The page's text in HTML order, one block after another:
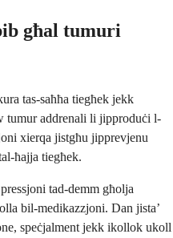
għal tumuri
tas-saħħa tiegħek jekk
tumur addrenali li jipproduċi l-
xierqa jistgħu jipprevjenu
ħajja tiegħek.
tad-demm għolja
bil-medikazzjoni. Dan jista’
speċjalment jekk ikollok ukoll